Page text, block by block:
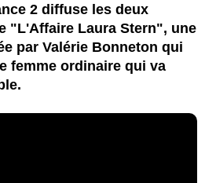
2 diffuse les deux
"L'Affaire Laura Stern", une
par Valérie Bonneton qui
femme ordinaire qui va